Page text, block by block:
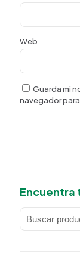
Web
Guarda mi
navegador
Encuentra